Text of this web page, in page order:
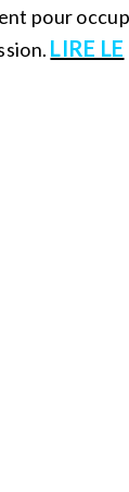
pour
LIRE LE